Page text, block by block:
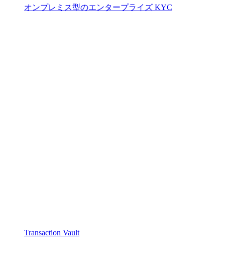
オンプレミス型のエンタープライズ KYC
Transaction Vault